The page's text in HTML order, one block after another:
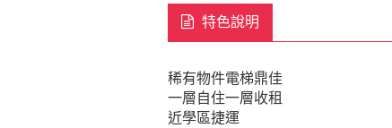
特色說明
稀有物件電梯鼎佳
一層自住一層收租
近學區捷運